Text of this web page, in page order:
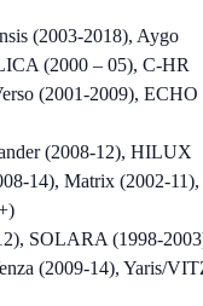
(2003-2018), Aygo
(2000 – 05), C-HR
(2001-2009), ECHO
(2008-12), HILUX
14), Matrix (2002-11),
SOLARA (1998-
(2009-14), Yaris/